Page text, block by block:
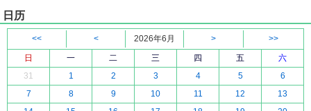
日历
<< < 2026年6月 >
>>
日
一 二 三 四 五
六
31
1 2 3 4 5
6
7
8 9 10 11 12
13